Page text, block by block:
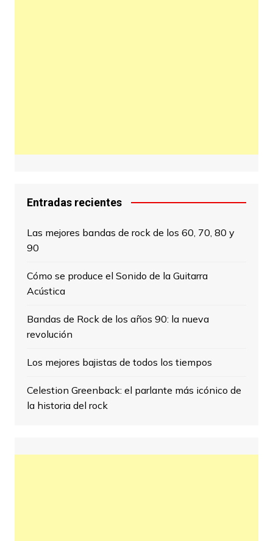
Entradas recientes
Las mejores bandas de rock de los 60, 70, 80 y
90
Cómo se produce el Sonido de la Guitarra
Acústica
Bandas de Rock de los años 90: la nueva
revolución
Los mejores bajistas de todos los tiempos
Celestion Greenback: el parlante más icónico de
la historia del rock